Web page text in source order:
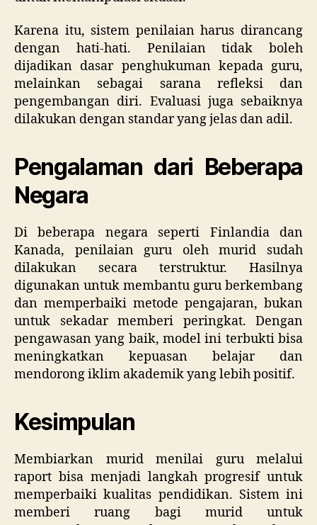
Karena itu, sistem penilaian harus dirancang
dengan hati-hati. Penilaian tidak boleh
dijadikan dasar penghukuman kepada guru,
melainkan sebagai sarana refleksi dan
pengembangan diri. Evaluasi juga sebaiknya
dilakukan dengan standar yang jelas dan adil.
Pengalaman dari Beberapa
Negara
Di beberapa negara seperti Finlandia dan
Kanada, penilaian guru oleh murid sudah
dilakukan secara terstruktur. Hasilnya
digunakan untuk membantu guru berkembang
dan memperbaiki metode pengajaran, bukan
untuk sekadar memberi peringkat. Dengan
pengawasan yang baik, model ini terbukti bisa
meningkatkan kepuasan belajar dan
mendorong iklim akademik yang lebih positif.
Kesimpulan
Membiarkan murid menilai guru melalui
raport bisa menjadi langkah progresif untuk
memperbaiki kualitas pendidikan. Sistem ini
memberi ruang bagi murid untuk